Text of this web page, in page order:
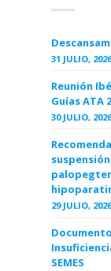
31 JULIO, 2026
Reunión
Guías ATA
30 JULIO, 2026
29 JULIO, 2026
SEMES